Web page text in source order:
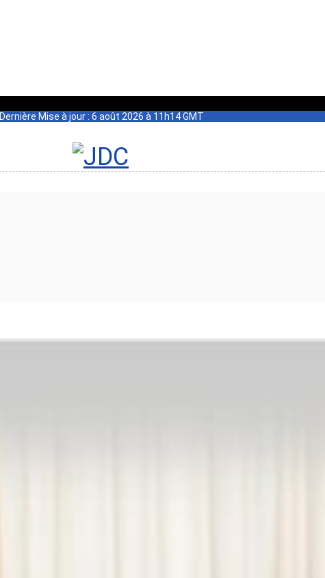
Dernière Mise à jour : 6 août 2026 à 11h14 GMT